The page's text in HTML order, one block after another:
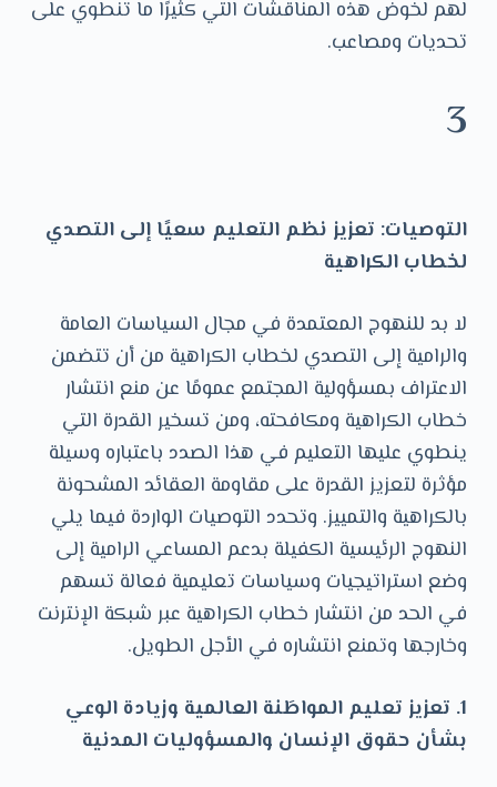
لهم لخوض هذه المناقشات التي كثيرًا ما تنطوي على
تحديات ومصاعب.
3
التوصيات: تعزيز نظم التعليم سعيًا إلى التصدي
لخطاب الكراهية
لا بد للنهوج المعتمدة في مجال السياسات العامة
والرامية إلى التصدي لخطاب الكراهية من أن تتضمن
الاعتراف بمسؤولية المجتمع عمومًا عن منع انتشار
خطاب الكراهية ومكافحته، ومن تسخير القدرة التي
ينطوي عليها التعليم في هذا الصدد باعتباره وسيلة
مؤثرة لتعزيز القدرة على مقاومة العقائد المشحونة
بالكراهية والتمييز. وتحدد التوصيات الواردة فيما يلي
النهوج الرئيسية الكفيلة بدعم المساعي الرامية إلى
وضع استراتيجيات وسياسات تعليمية فعالة تسهم
في الحد من انتشار خطاب الكراهية عبر شبكة الإنترنت
وخارجها وتمنع انتشاره في الأجل الطويل.
1. تعزيز تعليم المواطَنة العالمية وزيادة الوعي
بشأن حقوق الإنسان والمسؤوليات المدنية